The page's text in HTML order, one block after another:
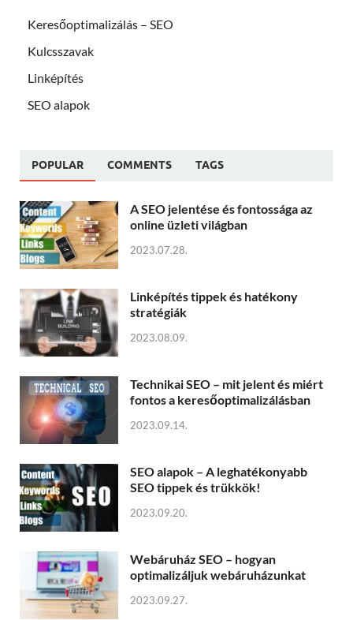
Keresőoptimalizálás – SEO
Kulcsszavak
Linképítés
SEO alapok
POPULAR COMMENTS TAGS
A SEO jelentése és fontossága az
online üzleti világban
2023.07.28.
Linképítés tippek és hatékony
stratégiák
2023.08.09.
Technikai SEO – mit jelent és miért
fontos a keresőoptimalizálásban
2023.09.14.
SEO alapok – A leghatékonyabb
SEO tippek és trükkök!
2023.09.20.
Webáruház SEO – hogyan
optimalizáljuk webáruházunkat
2023.09.27.